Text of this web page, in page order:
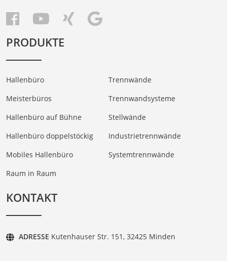
PRODUKTE
Hallenbüro
Meisterbüros
Hallenbüro auf Bühne
Hallenbüro doppelstöckig
Mobiles Hallenbüro
Raum in Raum
Trennwände
Trennwandsysteme
Stellwände
Industrietrennwände
Systemtrennwände
KONTAKT
ADRESSE Kutenhauser Str. 151, 32425 Minden